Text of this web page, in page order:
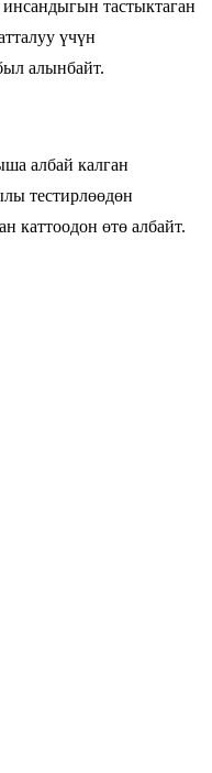
тастыктаган
үчүн
алынбайт.
албай калган
тестирлөөдөн
каттоодон өтө албайт.